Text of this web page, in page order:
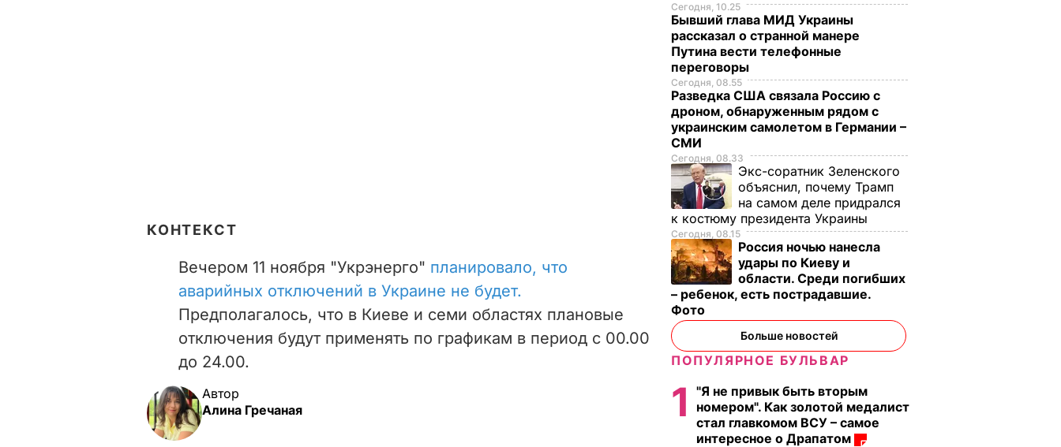
КОНТЕКСТ
Вечером 11 ноября "Укрэнерго" планировало, что
аварийных отключений в Украине не будет.
Предполагалось, что в Киеве и семи областях плановые
отключения будут применять по графикам в период с 00.00
до 24.00.
Автор
Алина Гречаная
Сегодня, 10.25
Бывший глава МИД Украины
рассказал о странной манере
Путина вести телефонные
переговоры
Сегодня, 08.55
Разведка США связала Россию с
дроном, обнаруженным рядом с
украинским самолетом в Германии –
СМИ
Сегодня, 08.33
Экс-соратник Зеленского
объяснил, почему Трамп
на самом деле придрался
к костюму президента Украины
Сегодня, 08.15
Россия ночью нанесла
удары по Киеву и
области. Среди погибших
– ребенок, есть пострадавшие.
Фото
Больше новостей
ПОПУЛЯРНОЕ БУЛЬВАР
1
"Я не привык быть вторым
номером". Как золотой медалист
стал главкомом ВСУ – самое
интересное о Драпатом